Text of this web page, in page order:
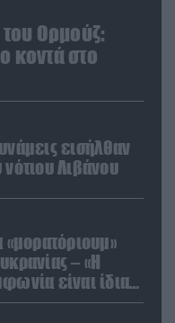
Ορμούζ:
κοντά στο
εισήλθαν
Λιβάνου
«μορατόριουμ»
– «Η
είναι ίδια
του ΝΑΤΟ» (upd)